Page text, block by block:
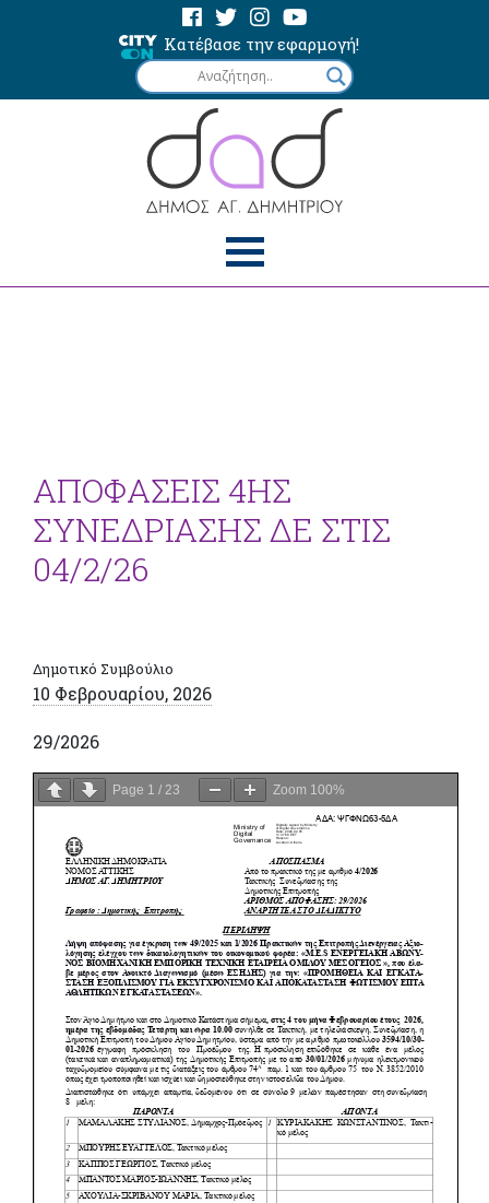
Κατέβασε την εφαρμογή!
ΑΠΟΦΑΣΕΙΣ 4ΗΣ
ΣΥΝΕΔΡΙΑΣΗΣ ΔΕ ΣΤΙΣ
04/2/26
Δημοτικό Συμβούλιο
10 Φεβρουαρίου, 2026
29/2026
Page 1 / 23 Zoom 100%